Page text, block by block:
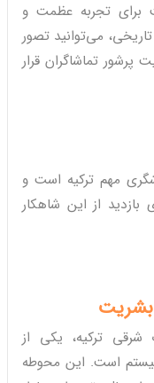
برای تجربه عظمت و
می‌توانید تصور
تماشاگران قرار
مهم ترکیه است و
بازدید از این شاهکار
شرقی ترکیه، یکی از
است. این محوطه